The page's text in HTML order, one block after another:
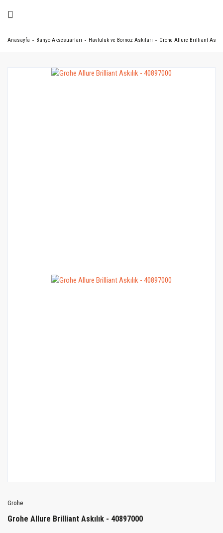
Anasayfa Banyo Aksesuarları Havluluk ve Bornoz Askıları Grohe Allure Brilliant
Grohe
Grohe Allure Brilliant Askılık - 40897000